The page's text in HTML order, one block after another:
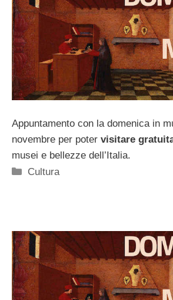
Appuntamento con la domenica in
novembre per poter visitare
musei e bellezze dell’Italia.
Categorie
Cultura